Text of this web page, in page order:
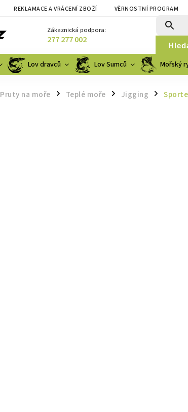
REKLAMACE A VRÁCENÍ ZBOŽÍ VĚRNOSTNÍ PROGRAM
Zákaznická podpora:
277 277 002
Lov dravců Lov Sumců Mořský
Pruty na moře / Teplé moře / Jigging /